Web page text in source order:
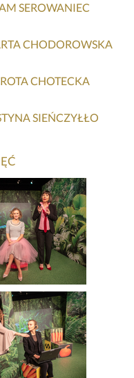
SEROWANIEC
CHODOROWSKA
CHOTECKA
SIEŃCZYŁŁO